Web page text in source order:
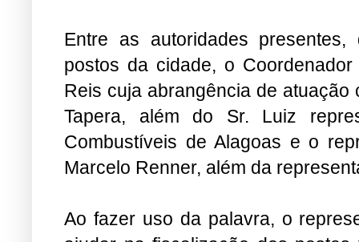
Entre as autoridades
postos da cidade, o
Reis cuja abrangência de
Tapera, além do Sr. Luiz
Combustíveis de Alagoas e o
Marcelo Renner, além da
Ao fazer uso da palavra, o